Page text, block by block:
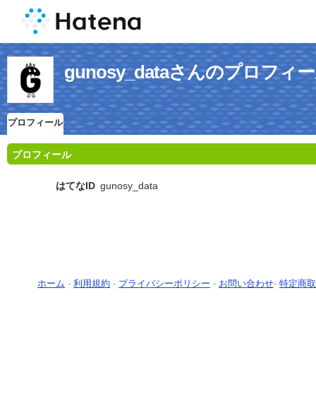
gunosy_dataさんのプロフィ
プロフィール
プロフィール
はてなID gunosy_data
ホーム - 利用規約 - プライバシーポリシー - お問い合わせ- 特定商